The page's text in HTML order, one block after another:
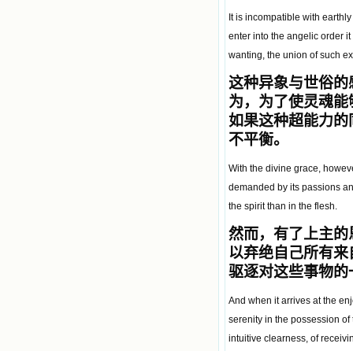
It is incompatible with
enter into the angelic order
wanting, the union of such
这种异象与世俗
为，为了使灵魂
如果这种超能力
不平衡。
With the divine grace,
demanded by its passions
the spirit than in the flesh.
然而，有了上主
以弃绝自己所有
驱逐对这些事物
And when it arrives at the
serenity in the possession
intuitive clearness, of